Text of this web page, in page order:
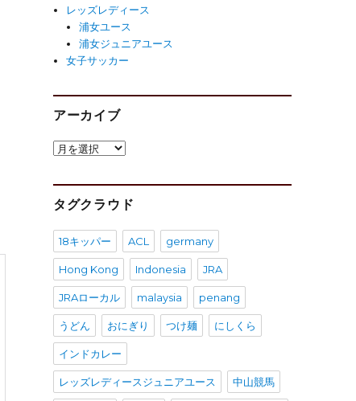
レッズレディース
浦女ユース
浦女ジュニアユース
女子サッカー
アーカイブ
ア
カ
イ
タグクラウド
18キッパー ACL germany
Hong Kong Indonesia JRA
JRAローカル malaysia penang
うどん おにぎり つけ麺 にしくら
インドカレー
レッズレディースジュニアユース 中山競馬